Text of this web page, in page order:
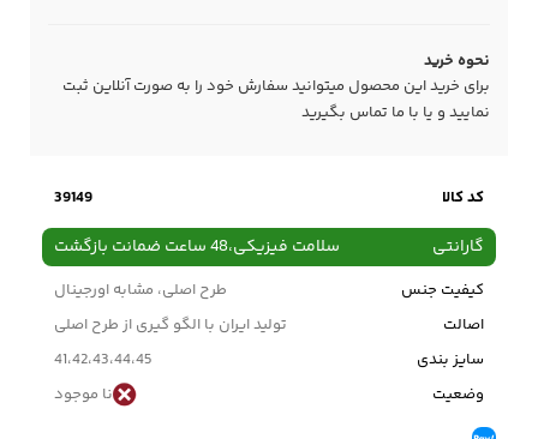
نحوه خرید
برای خرید این محصول میتوانید سفارش خود را به صورت آنلاین ثبت
نمایید و یا با ما تماس بگیرید
کد کالا 39149
گارانتی سلامت فیزیکی،48 ساعت ضمانت بازگشت
کیفیت جنس
طرح اصلی، مشابه اورجینال
اصالت
تولید ایران با الگو گیری از طرح اصلی
سایز بندی
41،42،43،44،45
وضعیت
نا موجود